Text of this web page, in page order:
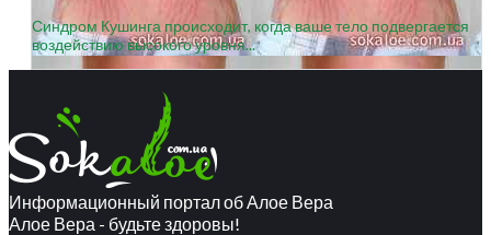
Синдром Кушинга происходит, когда ваше тело подвергается
воздействию высокого уровня...
Информационный портал об Алое Вера
Алое Вера - будьте здоровы!